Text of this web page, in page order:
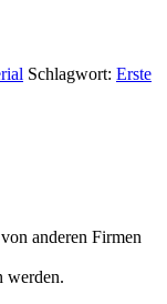
Schlagwort: Erste
anderen Firmen
werden.